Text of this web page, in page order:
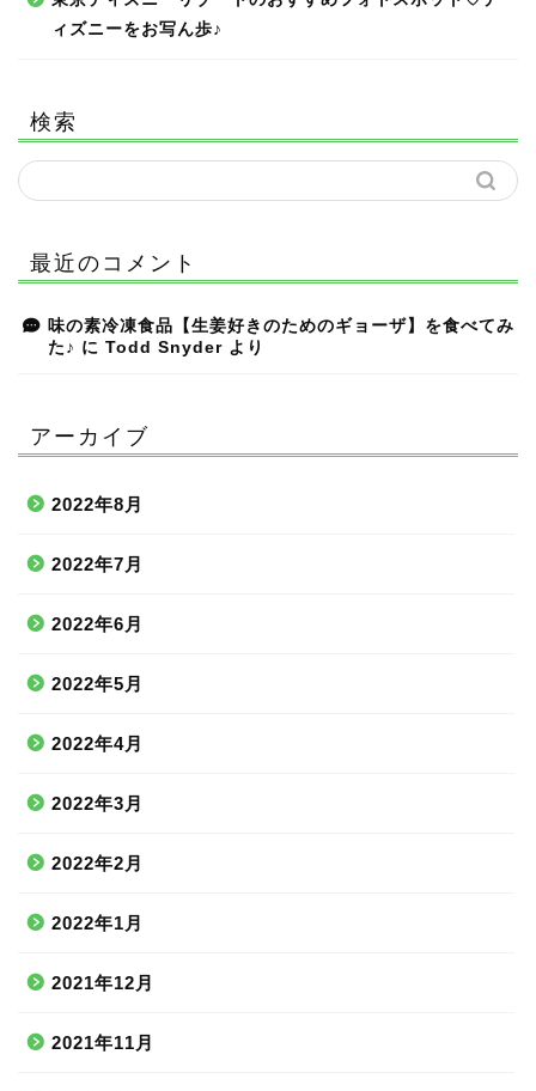
ィズニーをお写ん歩♪
検索
最近のコメント
味の素冷凍食品【生姜好きのためのギョーザ】を食べてみ
た♪ に Todd Snyder より
アーカイブ
2022年8月
2022年7月
2022年6月
2022年5月
2022年4月
2022年3月
2022年2月
2022年1月
2021年12月
2021年11月